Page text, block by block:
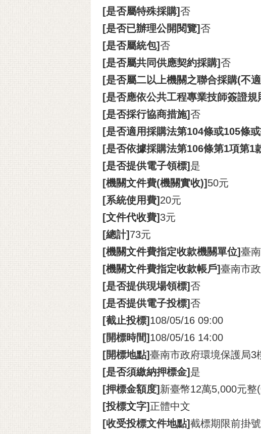
[是否屬特殊採購]否
[是否已辦理公開閱覽]否
[是否屬統包]否
[是否屬共同供應契約採購]否
[是否屬二以上機關之聯合採購(不
[是否應依公共工程專業技師簽證規
[是否採行協商措施]否
[是否適用採購法第104條或105條
[是否依據採購法第106條第1項第1
[是否提供電子領標] 是
[機關文件費(機關實收)] 50元
[系統使用費] 20元
[文件代收費] 3元
[總計] 73元
[機關文件費指定收款機關單位]臺
[機關文件費指定收款帳戶]臺南市
[是否提供現場領標]否
[是否提供電子投標]否
[截止投標] 108/05/16 09:00
[開標時間] 108/05/16 14:00
[開標地點]臺南市政府環境保護局3
[是否須繳納押標金] 是
[押標金額度] 新臺幣12萬5,000元
[投標文字] 正體中文
[收受投標文件地點]截標期限前掛